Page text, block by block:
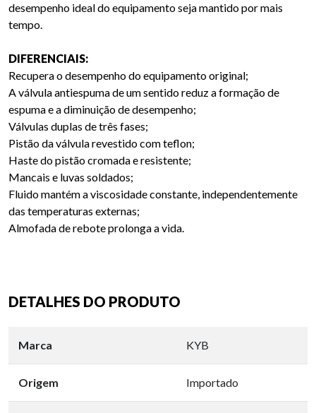
desempenho ideal do equipamento seja mantido por mais
tempo.
DIFERENCIAIS:
Recupera o desempenho do equipamento original;
A válvula antiespuma de um sentido reduz a formação de
espuma e a diminuição de desempenho;
Válvulas duplas de três fases;
Pistão da válvula revestido com teflon;
Haste do pistão cromada e resistente;
Mancais e luvas soldados;
Fluido mantém a viscosidade constante, independentemente
das temperaturas externas;
Almofada de rebote prolonga a vida.
DETALHES DO PRODUTO
Marca KYB
Origem Importado